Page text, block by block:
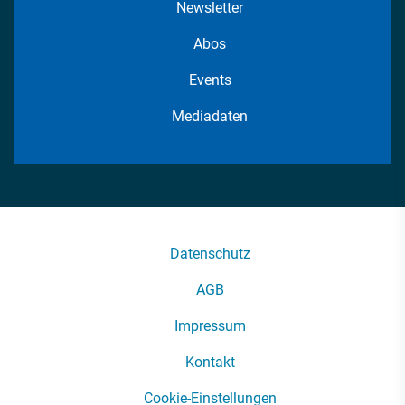
Newsletter
Abos
Events
Mediadaten
Datenschutz
AGB
Impressum
Kontakt
Cookie-Einstellungen